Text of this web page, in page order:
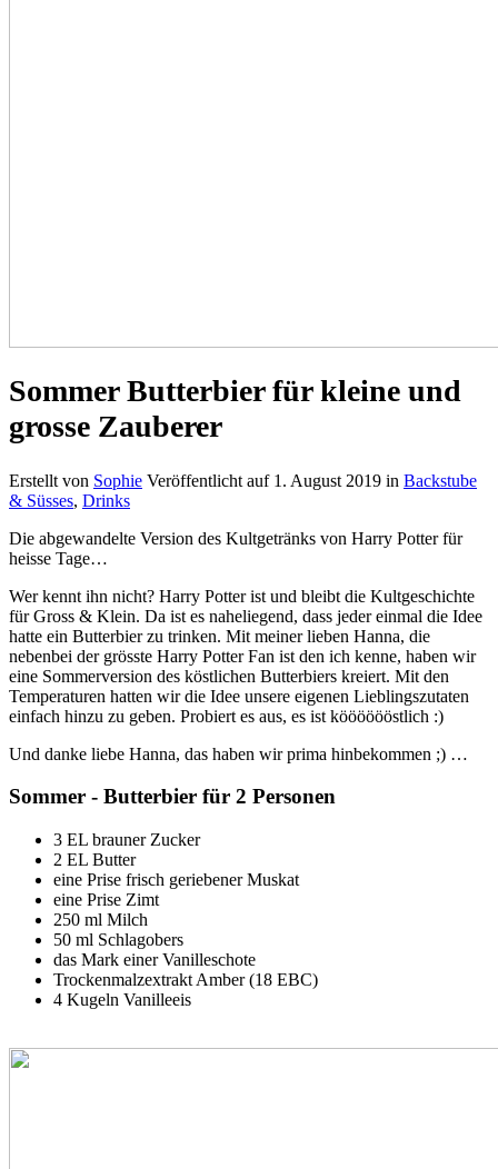
Sommer Butterbier für kleine und
grosse Zauberer
Erstellt von Sophie Veröffentlicht auf 1. August 2019 in Backstube
& Süsses, Drinks
Die abgewandelte Version des Kultgetränks von Harry Potter für
heisse Tage…
Wer kennt ihn nicht? Harry Potter ist und bleibt die Kultgeschichte
für Gross & Klein. Da ist es naheliegend, dass jeder einmal die Idee
hatte ein Butterbier zu trinken. Mit meiner lieben Hanna, die
nebenbei der grösste Harry Potter Fan ist den ich kenne, haben wir
eine Sommerversion des köstlichen Butterbiers kreiert. Mit den
Temperaturen hatten wir die Idee unsere eigenen Lieblingszutaten
einfach hinzu zu geben. Probiert es aus, es ist kööööööstlich :)
Und danke liebe Hanna, das haben wir prima hinbekommen ;) …
Sommer - Butterbier für 2 Personen
3 EL brauner Zucker
2 EL Butter
eine Prise frisch geriebener Muskat
eine Prise Zimt
250 ml Milch
50 ml Schlagobers
das Mark einer Vanilleschote
Trockenmalzextrakt Amber (18 EBC)
4 Kugeln Vanilleeis